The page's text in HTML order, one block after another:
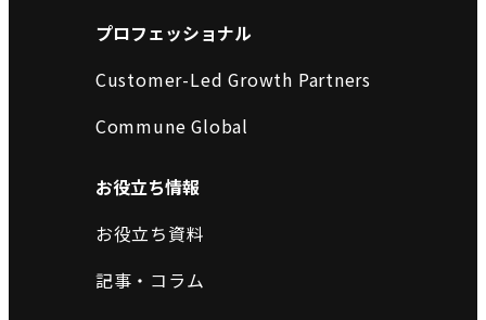
プロフェッショナル
Customer-Led Growth Partners
Commune Global
お役立ち情報
お役立ち資料
記事・コラム